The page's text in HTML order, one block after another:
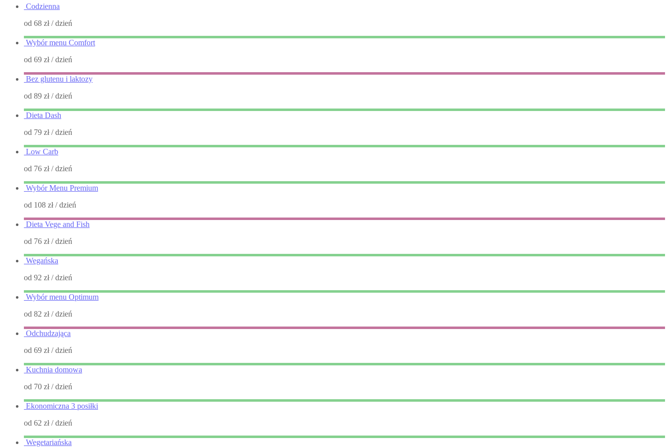
Codzienna
od 68 zł/ dzień
Wybór menu Comfort
od 69 zł/ dzień
Bez glutenu i laktozy
od 89 zł/ dzień
Dieta Dash
od 79 zł/ dzień
Low Carb
od 76 zł/ dzień
Wybór Menu Premium
od 108 zł/ dzień
Dieta Vege and Fish
od 76 zł/ dzień
Wegańska
od 92 zł/ dzień
Wybór menu Optimum
od 82 zł/ dzień
Odchudzająca
od 69 zł/ dzień
Kuchnia domowa
od 70 zł/ dzień
Ekonomiczna 3 posiłki
od 62 zł/ dzień
Wegetariańska